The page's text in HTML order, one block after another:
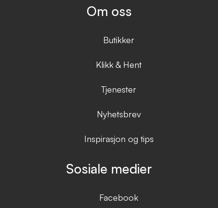
Om oss
Butikker
Klikk & Hent
Tjenester
Nyhetsbrev
Inspirasjon og tips
Sosiale medier
Facebook